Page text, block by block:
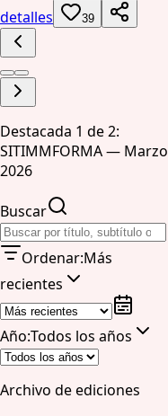
detalles
39
Destacada 1 de 2:
SITIMMFORMA — Marzo
2026
Buscar
Ordenar:Más
recientes
Año:Todos los años
Archivo de ediciones